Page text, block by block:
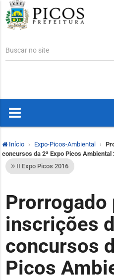
Buscar no site
Início Expo-Picos-Ambiental
concursos da 2ª Expo Picos Ambiental
II Expo Picos 2016
Prorrogado
inscrições
concursos
Picos